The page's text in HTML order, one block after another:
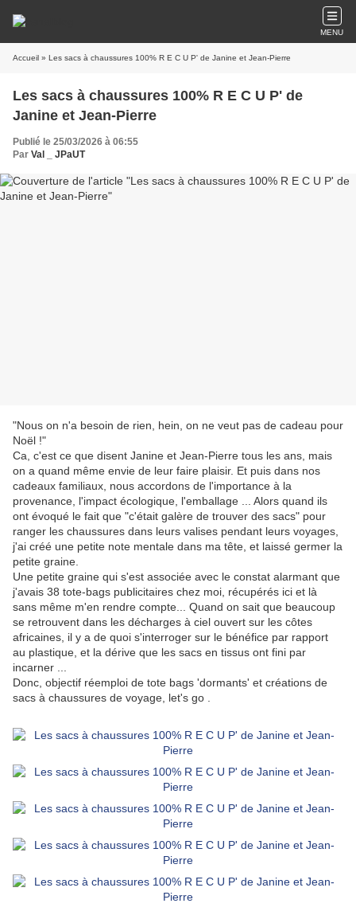
MENU
Accueil » Les sacs à chaussures 100% R E C U P' de Janine et Jean-Pierre
Les sacs à chaussures 100% R E C U P' de
Janine et Jean-Pierre
Publié le 25/03/2026 à 06:55
Par Val _ JPaUT
"Nous on n'a besoin de rien, hein, on ne veut pas de cadeau pour
Noël !"
Ca, c'est ce que disent Janine et Jean-Pierre tous les ans, mais
on a quand même envie de leur faire plaisir. Et puis dans nos
cadeaux familiaux, nous accordons de l'importance à la
provenance, l'impact écologique, l'emballage ... Alors quand ils
ont évoqué le fait que "c'était galère de trouver des sacs" pour
ranger les chaussures dans leurs valises pendant leurs voyages,
j'ai créé une petite note mentale dans ma tête, et laissé germer la
petite graine.
Une petite graine qui s'est associée avec le constat alarmant que
j'avais 38 tote-bags publicitaires chez moi, récupérés ici et là
sans même m'en rendre compte... Quand on sait que beaucoup
se retrouvent dans les décharges à ciel ouvert sur les côtes
africaines, il y a de quoi s'interroger sur le bénéfice par rapport
au plastique, et la dérive que les sacs en tissus ont fini par
incarner ...
Donc, objectif réemploi de tote bags 'dormants' et créations de
sacs à chaussures de voyage, let's go .